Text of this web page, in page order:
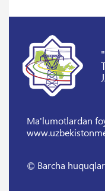
Ma'lumotlardan
© Barcha